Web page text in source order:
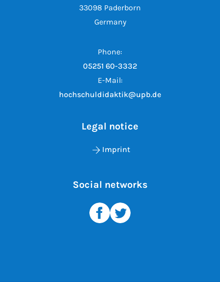
33098 Paderborn
Germany
Phone:
05251 60-3332
E-Mail:
hochschuldidaktik@upb.de
Legal notice
Imprint
Social networks